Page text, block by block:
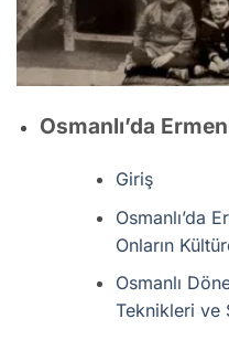
Osmanlı’da
Giriş
Osmanlı’da
Onların
Osmanlı
Teknikleri ve